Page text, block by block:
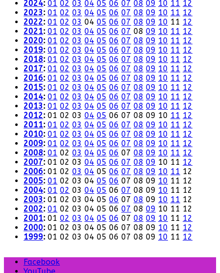
2024: 01 02 03 04 05 06 07 08 09 10 11 12
2023: 01 02 03 04 05 06 07 08 09 10 11 12
2022: 01 02 03 04 05 06 07 08 09 10 11 12
2021: 01 02 03 04 05 06 07 08 09 10 11 12
2020: 01 02 03 04 05 06 07 08 09 10 11 12
2019: 01 02 03 04 05 06 07 08 09 10 11 12
2018: 01 02 03 04 05 06 07 08 09 10 11 12
2017: 01 02 03 04 05 06 07 08 09 10 11 12
2016: 01 02 03 04 05 06 07 08 09 10 11 12
2015: 01 02 03 04 05 06 07 08 09 10 11 12
2014: 01 02 03 04 05 06 07 08 09 10 11 12
2013: 01 02 03 04 05 06 07 08 09 10 11 12
2012: 01 02 03 04 05 06 07 08 09 10 11 12
2011: 01 02 03 04 05 06 07 08 09 10 11 12
2010: 01 02 03 04 05 06 07 08 09 10 11 12
2009: 01 02 03 04 05 06 07 08 09 10 11 12
2008: 01 02 03 04 05 06 07 08 09 10 11 12
2007: 01 02 03 04 05 06 07 08 09 10 11 12
2006: 01 02 03 04 05 06 07 08 09 10 11 12
2005: 01 02 03 04 05 06 07 08 09 10 11 12
2004: 01 02 03 04 05 06 07 08 09 10 11 12
2003: 01 02 03 04 05 06 07 08 09 10 11 12
2002: 01 02 03 04 05 06 07 08 09 10 11 12
2001: 01 02 03 04 05 06 07 08 09 10 11 12
2000: 01 02 03 04 05 06 07 08 09 10 11 12
1999: 01 02 03 04 05 06 07 08 09 10 11 12
Facebook
YouTube